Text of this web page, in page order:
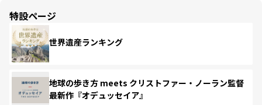
特設ページ
世界遺産ランキング
地球の歩き方 meets クリストファー・ノーラン監督
最新作『オデュッセイア』